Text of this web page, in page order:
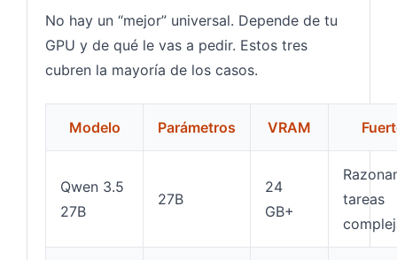
No hay un “mejor” universal. Depende de tu
GPU y de qué le vas a pedir. Estos tres
cubren la mayoría de los casos.
Modelo Parámetros VRAM
Qwen 3.5
27B
27B
24
GB+
tareas